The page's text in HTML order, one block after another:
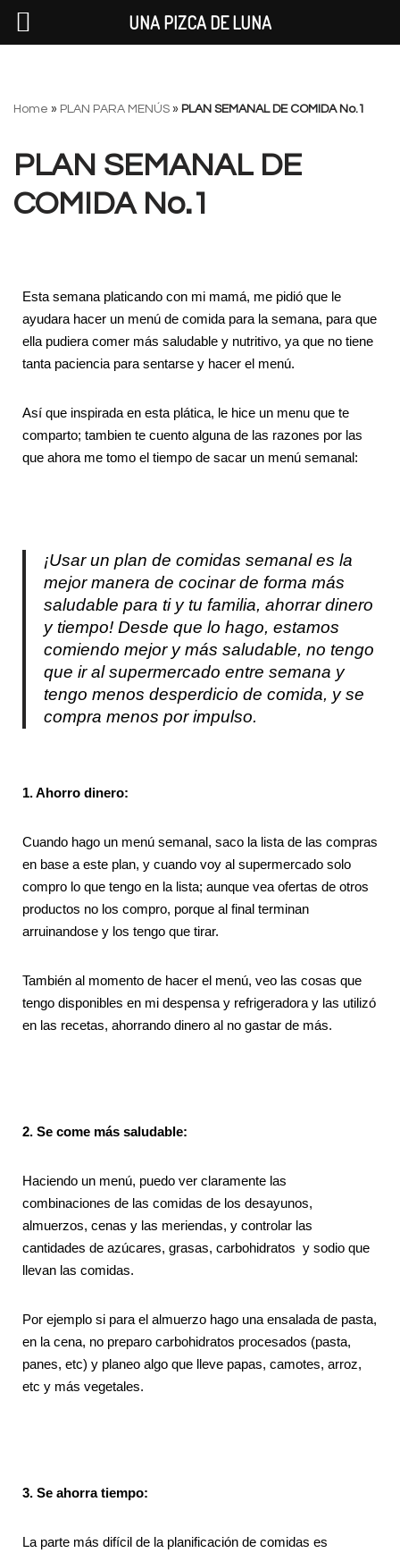
al
Home » PLAN PARA MENÚS » PLAN SEMANAL DE COMIDA No.1
PLAN SEMANAL DE
COMIDA No.1
Esta semana platicando con mi mamá, me pidió que le
ayudara hacer un menú de comida para la semana, para que
ella pudiera comer más saludable y nutritivo, ya que no tiene
tanta paciencia para sentarse y hacer el menú.
Así que inspirada en esta plática, le hice un menu que te
comparto; tambien te cuento alguna de las razones por las
que ahora me tomo el tiempo de sacar un menú semanal:
¡Usar un plan de comidas semanal es la
mejor manera de cocinar de forma más
saludable para ti y tu familia, ahorrar dinero
y tiempo! Desde que lo hago, estamos
comiendo mejor y más saludable, no tengo
que ir al supermercado entre semana y
tengo menos desperdicio de comida, y se
compra menos por impulso.
1. Ahorro dinero:
Cuando hago un menú semanal, saco la lista de las compras
en base a este plan, y cuando voy al supermercado solo
compro lo que tengo en la lista; aunque vea ofertas de otros
productos no los compro, porque al final terminan
arruinandose y los tengo que tirar.
También al momento de hacer el menú, veo las cosas que
tengo disponibles en mi despensa y refrigeradora y las utilizó
en las recetas, ahorrando dinero al no gastar de más.
2. Se come más saludable:
Haciendo un menú, puedo ver claramente las
combinaciones de las comidas de los desayunos,
almuerzos, cenas y las meriendas, y controlar las
cantidades de azúcares, grasas, carbohidratos y sodio que
llevan las comidas.
Por ejemplo si para el almuerzo hago una ensalada de pasta,
en la cena, no preparo carbohidratos procesados (pasta,
panes, etc) y planeo algo que lleve papas, camotes, arroz,
etc y más vegetales.
3. Se ahorra tiempo:
La parte más difícil de la planificación de comidas es
UNA PIZCA DE LUNA